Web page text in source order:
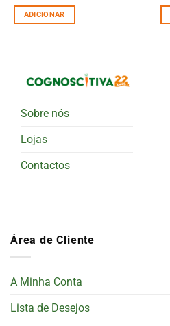
ADICIONAR
Sobre nós
Lojas
Contactos
Área de Cliente
A Minha Conta
Lista de Desejos